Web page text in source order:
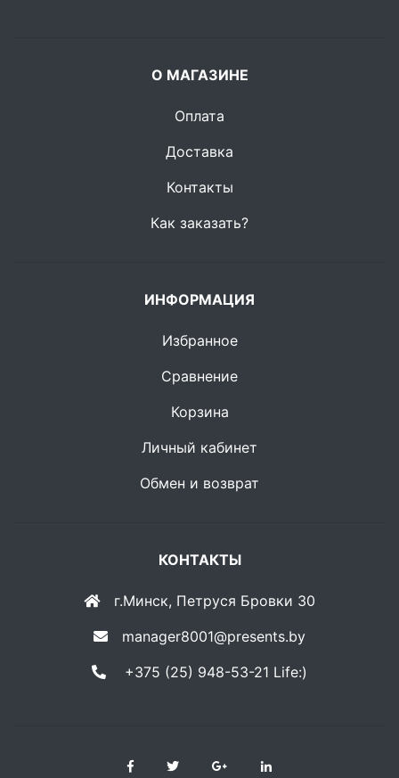
О МАГАЗИНЕ
Оплата
Доставка
Контакты
Как заказать?
ИНФОРМАЦИЯ
Избранное
Сравнение
Корзина
Личный кабинет
Обмен и возврат
КОНТАКТЫ
г.Минск, Петруся Бровки 30
manager8001@presents.by
+375 (25) 948-53-21 Life:)